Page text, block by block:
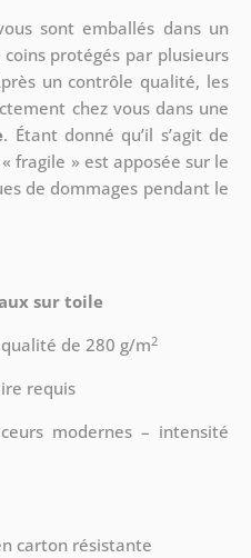
sont emballés dans un
protégés par plusieurs
un contrôle qualité, les
chez vous dans une
. Étant donné qu’il s’agit de
fragile » est apposée sur le
de dommages pendant le
sur toile
de 280 g/m2
requis
modernes – intensité
carton résistante